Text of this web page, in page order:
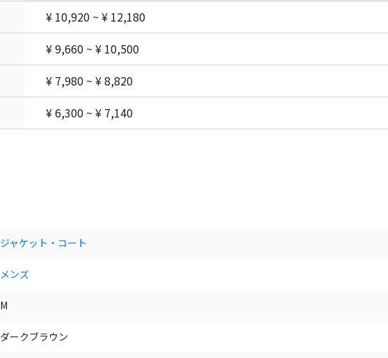
¥ 10,920 ~ ¥ 12,180
¥ 9,660 ~ ¥ 10,500
¥ 7,980 ~ ¥ 8,820
¥ 6,300 ~ ¥ 7,140
ジャケット・コート
メンズ
M
ダークブラウン